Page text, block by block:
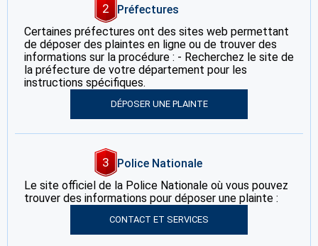
2
Préfectures
Certaines préfectures ont des sites web permettant
de déposer des plaintes en ligne ou de trouver des
informations sur la procédure : - Recherchez le site de
la préfecture de votre département pour les
instructions spécifiques.
DÉPOSER UNE PLAINTE
3
Police Nationale
Le site officiel de la Police Nationale où vous pouvez
trouver des informations pour déposer une plainte :
CONTACT ET SERVICES